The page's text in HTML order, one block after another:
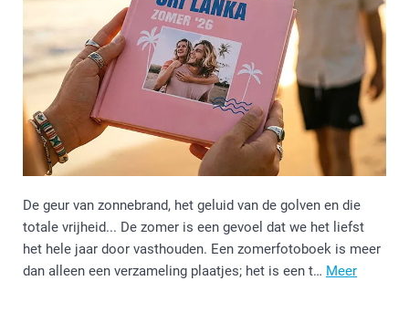
De geur van zonnebrand, het geluid van de golven en die
totale vrijheid... De zomer is een gevoel dat we het liefst
het hele jaar door vasthouden. Een zomerfotoboek is meer
dan alleen een verzameling plaatjes; het is een t… Meer